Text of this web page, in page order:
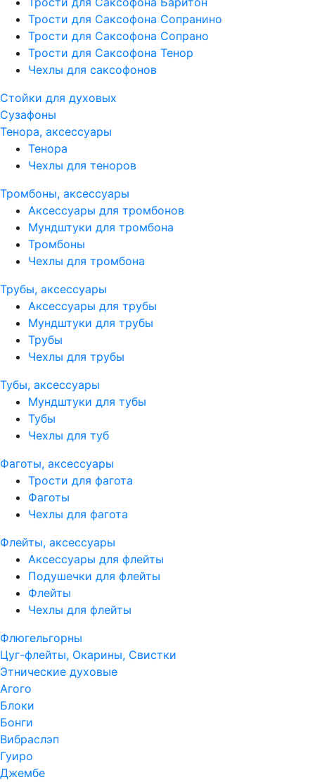
Трости для Саксофона Сопранино
Трости для Саксофона Сопрано
Трости для Саксофона Тенор
Чехлы для саксофонов
Стойки для духовых
Сузафоны
Тенора, аксессуары
Тенора
Чехлы для теноров
Тромбоны, аксессуары
Аксессуары для тромбонов
Мундштуки для тромбона
Тромбоны
Чехлы для тромбона
Трубы, аксессуары
Аксессуары для трубы
Мундштуки для трубы
Трубы
Чехлы для трубы
Тубы, аксессуары
Мундштуки для тубы
Тубы
Чехлы для туб
Фаготы, аксессуары
Трости для фагота
Фаготы
Чехлы для фагота
Флейты, аксессуары
Аксессуары для флейты
Подушечки для флейты
Флейты
Чехлы для флейты
Флюгельгорны
Цуг-флейты, Окарины, Свистки
Этнические духовые
Агого
Блоки
Бонги
Вибраслэп
Гуиро
Джембе